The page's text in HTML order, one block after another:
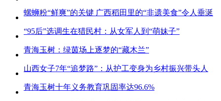
螺蛳粉“鲜爽”的关键 广西稻田里的“非遗美食”令人垂涎
“95后”选调生在猎民村：从女军人到“萌妹子”
青海玉树：绿茵场上逐梦的“藏木兰”
山西女子7年“追梦路”：从护工变身为乡村振兴带头人
青海玉树十年义务教育巩固率达96.6%